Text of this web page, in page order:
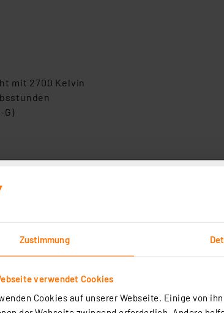
Zustimmung
verwendet Cookies
Cookies auf unserer Webseite. Einige von
mit 2700 Kelvin
G)
Beleuchtung mit nur 5 Watt und 1055 Lumen. Mit
eine optimale Arbeitsbeleuchtung. Dank
umweltfreundlich. Sofort 100 % Licht ohne